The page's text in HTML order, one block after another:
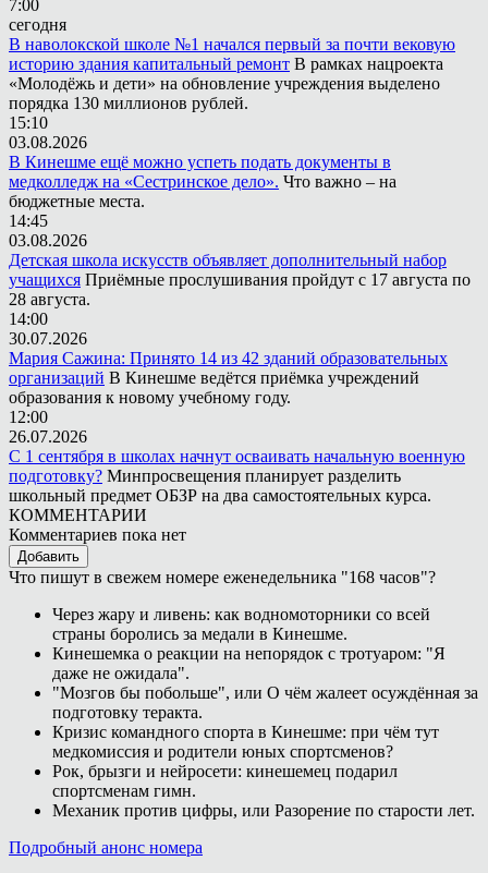
7:00
сегодня
В наволокской школе №1 начался первый за почти вековую
историю здания капитальный ремонт В рамках нацроекта
«Молодёжь и дети» на обновление учреждения выделено
порядка 130 миллионов рублей.
15:10
03.08.2026
В Кинешме ещё можно успеть подать документы в
медколледж на «Сестринское дело». Что важно – на
бюджетные места.
14:45
03.08.2026
Детская школа искусств объявляет дополнительный набор
учащихся Приёмные прослушивания пройдут с 17 августа по
28 августа.
14:00
30.07.2026
Мария Сажина: Принято 14 из 42 зданий образовательных
организаций В Кинешме ведётся приёмка учреждений
образования к новому учебному году.
12:00
26.07.2026
С 1 сентября в школах начнут осваивать начальную военную
подготовку? Минпросвещения планирует разделить
школьный предмет ОБЗР на два самостоятельных курса.
КОММЕНТАРИИ
Комментариев пока нет
Добавить
Что пишут в свежем номере еженедельника "168 часов"?
Через жару и ливень: как водномоторники со всей
страны боролись за медали в Кинешме.
Кинешемка о реакции на непорядок с тротуаром: "Я
даже не ожидала".
"Мозгов бы побольше", или О чём жалеет осуждённая за
подготовку теракта.
Кризис командного спорта в Кинешме: при чём тут
медкомиссия и родители юных спортсменов?
Рок, брызги и нейросети: кинешемец подарил
спортсменам гимн.
Механик против цифры, или Разорение по старости лет.
Подробный анонс номера